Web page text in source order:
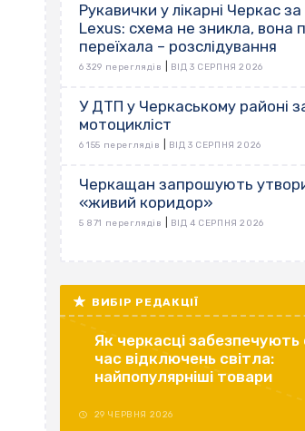
Рукавички у лікарні Черкас
Lexus: схема не зникла, вона
переїхала – розслідування
6 329 переглядів ВІД 3 СЕРПНЯ 2026
У ДТП у Черкаському районі
мотоцикліст
6 155 переглядів ВІД 3 СЕРПНЯ 2026
Черкащан запрошують
«живий коридор»
5 871 переглядів ВІД 4 СЕРПНЯ 2026
ВИБІР РЕДАКЦІЇ
Як черкасці забезпечують
час відключень світла:
найпопулярніші товари
29 ЧЕРВНЯ 2026